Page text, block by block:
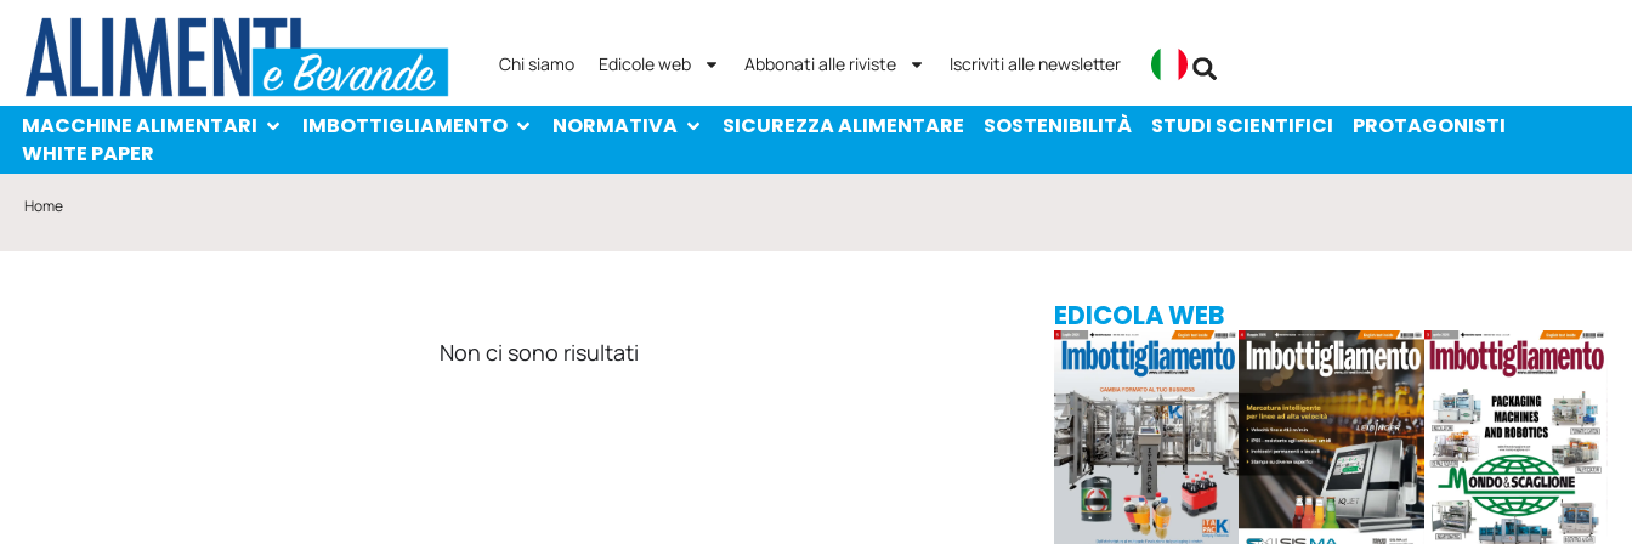
MACCHINE ALIMENTARI
PROTAGONISTI
WHITE PAPER
Chi siamo Edicole web Abbonati alle riviste Iscriviti alle newsletter
MACCHINE ALIMENTARI IMBOTTIGLIAMENTO NORMATIVA SICUREZZA ALIMENTARE SOSTENIBILITÀ STUDI SCIENTIFICI
PROTAGONISTI
WHITE PAPER
Home
Non ci sono risultati
EDICOLA WEB